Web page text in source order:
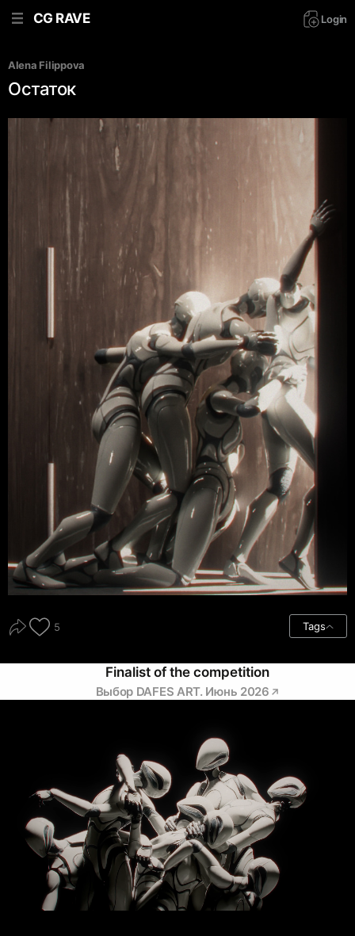
CG RAVE Login
Alena Filippova
Остаток
5 Tags
Finalist of the competition
Выбор DAFES ART. Июнь 2026